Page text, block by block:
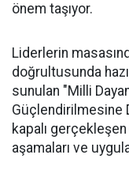
önem taşıyor.
Liderlerin
doğrultusunda
sunulan "Milli
Güçlendirilmesine
kapalı
aşamaları ve